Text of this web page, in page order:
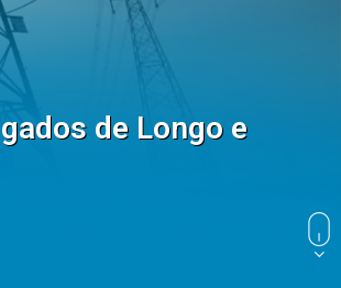
de Longo e